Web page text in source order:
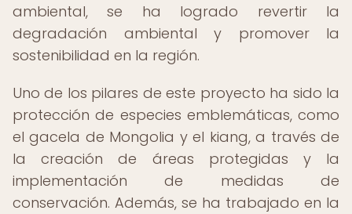
ambiental, se ha logrado revertir la
degradación ambiental y promover la
sostenibilidad en la región.
Uno de los pilares de este proyecto ha sido la
protección de especies emblemáticas, como
el gacela de Mongolia y el kiang, a través de
la creación de áreas protegidas y la
implementación de medidas de
conservación. Además, se ha trabajado en la